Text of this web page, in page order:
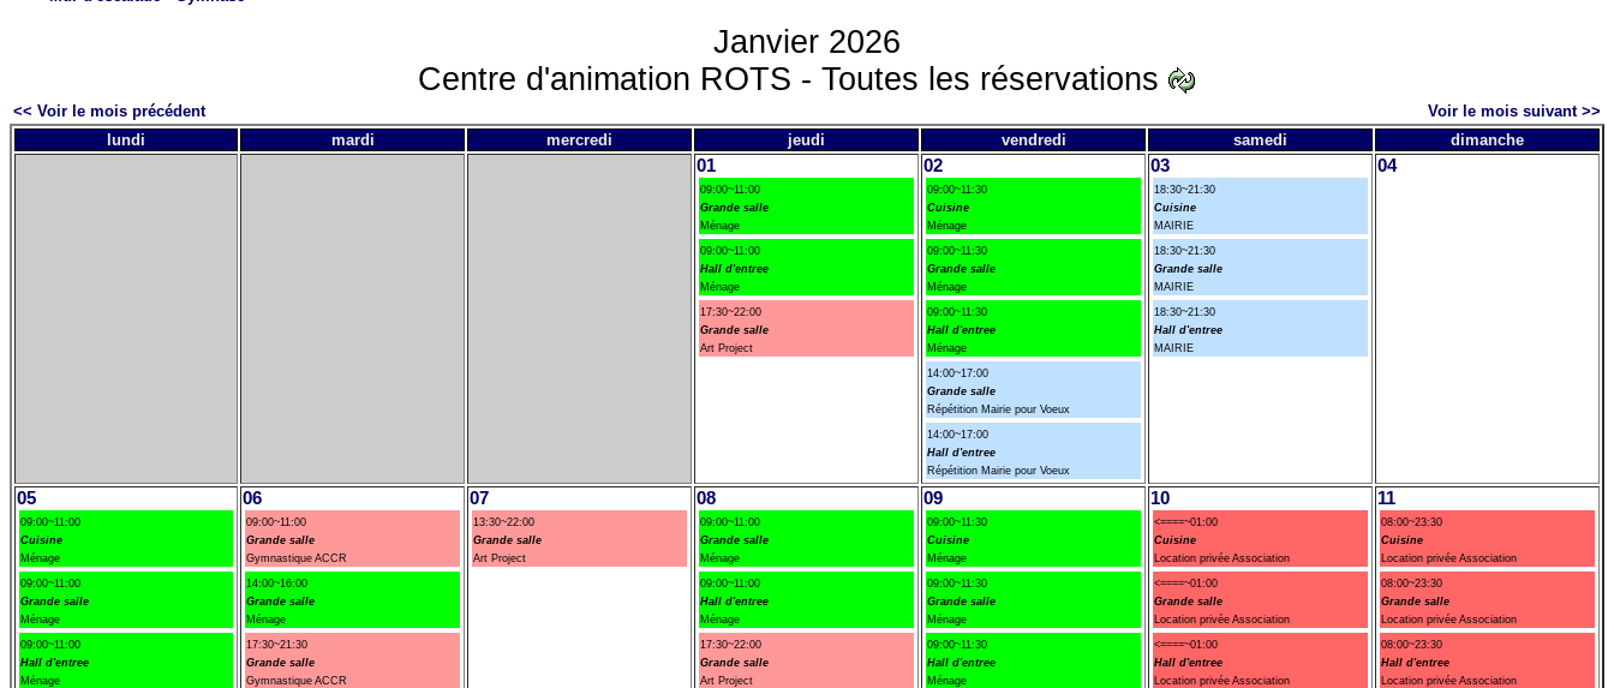
Janvier 2026
Centre d'animation ROTS - Toutes les réservations
<< Voir le mois précédent
Voir le mois suivant >>
lundi
mardi mercredi jeudi vendredi samedi dimanche
01
09:00~11:00
Grande salle
Ménage
09:00~11:00
Hall d'entree
Ménage
17:30~22:00
Grande salle
Art Project
02
09:00~11:30
Cuisine
Ménage
09:00~11:30
Grande salle
Ménage
09:00~11:30
Hall d'entree
Ménage
14:00~17:00
Grande salle
Répétition Mairie pour Voeux
14:00~17:00
Hall d'entree
Répétition Mairie pour Voeux
03
18:30~21:30
Cuisine
MAIRIE
18:30~21:30
Grande salle
MAIRIE
18:30~21:30
Hall d'entree
MAIRIE
04
05
09:00~11:00
Cuisine
Ménage
09:00~11:00
Grande salle
Ménage
09:00~11:00
Hall d'entree
Ménage
06
09:00~11:00
Grande salle
Gymnastique ACCR
14:00~16:00
Grande salle
Ménage
17:30~21:30
Grande salle
Gymnastique ACCR
07
13:30~22:00
Grande salle
Art Project
08
09:00~11:00
Grande salle
Ménage
09:00~11:00
Hall d'entree
Ménage
17:30~22:00
Grande salle
Art Project
09
09:00~11:30
Cuisine
Ménage
09:00~11:30
Grande salle
Ménage
09:00~11:30
Hall d'entree
Ménage
10
<====~01:00
Cuisine
Location privée Association
<====~01:00
Grande salle
Location privée Association
<====~01:00
Hall d'entree
Location privée Association
11
08:00~23:30
Cuisine
Location privée Association
08:00~23:30
Grande salle
Location privée Association
08:00~23:30
Hall d'entree
Location privée Association